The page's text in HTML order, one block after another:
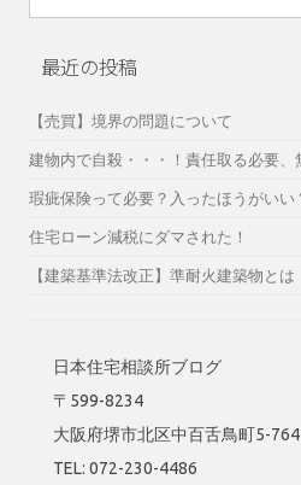
索:
最近の投稿
【売買】境界の問題について
建物内で自殺・・・！責任取る必要、
瑕疵保険って必要？入ったほうがいい
住宅ローン減税にダマされた！
【建築基準法改正】準耐火建築物とは
日本住宅相談所ブログ
〒599-8234
大阪府堺市北区中百舌鳥町5-
TEL: 072-230-4486